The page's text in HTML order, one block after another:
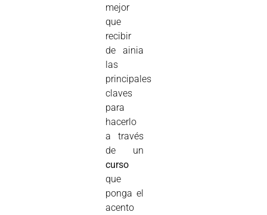
mejor
que
recibir
de ainia
las
principales
claves
para
hacerlo
a través
de un
curso
que
ponga el
acento